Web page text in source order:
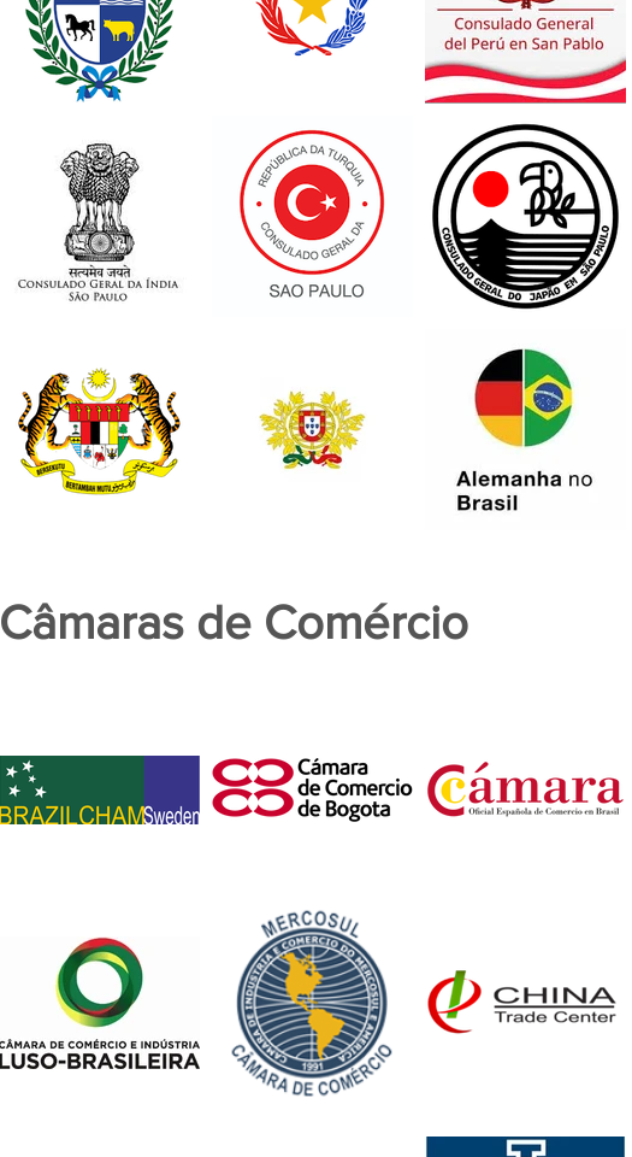
Câmaras de Comércio